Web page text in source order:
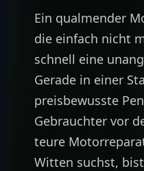
Ein qualmender
die einfach nicht
schnell eine
Gerade in einer
preisbewusste
Gebrauchter vor
teure
Witten suchst,